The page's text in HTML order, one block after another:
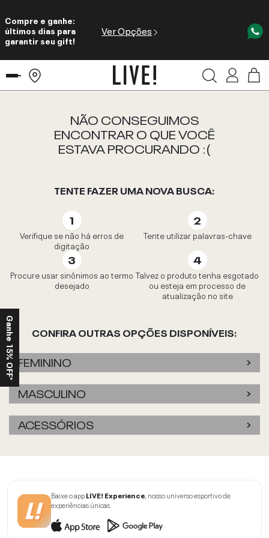
Compre e ganhe:
últimos dias para
garantir seu gift!
Ver Opções
NÃO CONSEGUIMOS
ENCONTRAR O QUE VOCÊ
ESTAVA PROCURANDO :(
TENTE FAZER UMA NOVA BUSCA:
Verifique se não há erros de
digitação
Tente utilizar palavras-chave
Procure usar sinônimos ao termo
desejado
Talvez o produto tenha esgotado
ou esteja em processo de
atualização no site
CONFIRA OUTRAS OPÇÕES DISPONÍVEIS:
FEMININO
MASCULINO
ACESSÓRIOS
Baixe o appLIVE! Experience, nosso universo esportivo de
experiências únicas.
Ganhe 15% OFF*